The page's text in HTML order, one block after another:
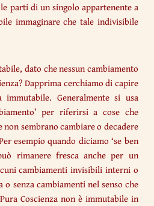
parti di un singolo appartenente a
immaginare che tale indivisibile
dato che nessun cambiamento
Dapprima cerchiamo di capire
Generalmente si usa
per riferirsi a cose che
sembrano cambiare o decadere
esempio quando diciamo ‘se ben
rimanere fresca anche per un
cambiamenti invisibili interni o
senza cambiamenti nel senso che
Coscienza non è immutabile in